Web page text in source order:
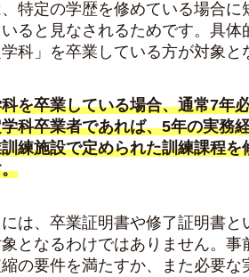
特定の学歴を修めている場合に
ると見なされるためです。具体
科」を卒業している方が対象と
を卒業している場合、通常7年
科卒業者であれば、5年の実務
練施設で定められた訓練課程
は、卒業証明書や修了証明書
となるわけではありません。事
の要件を満たすか、また必要な